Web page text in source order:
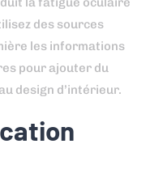
des sources
les informations
pour ajouter du
design d’intérieur.